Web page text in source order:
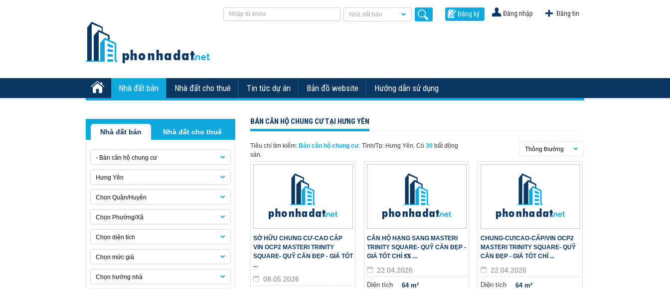
Đăng tin
Đăng nhập
Đăng ký
Nhà đất bán
Nhà đất bán Nhà đất cho thuê Tin tức dự án Bản đồ website Hướng dẫn sử dụng
Nhà đất bán Nhà đất cho thuê
- Bán căn hộ chung cư
Hưng Yên
Chọn Quận/Huyện
Chọn Phường/Xã
Chọn diện tích
Chọn mức giá
Chọn hướng nhà
BÁN CĂN HỘ CHUNG CƯ TẠI HƯNG YÊN
Tiêu chí tìm kiếm: Bán căn hộ chung cư. Tỉnh/Tp: Hưng Yên. Có 30 bất động
sản.
Thông thường
SỞ HỮU CHUNG CƯ-CAO CẤP
VIN OCP2 MASTERI TRINITY
SQUARE- QUỸ CĂN ĐẸP - GIÁ TỐT
...
08.05.2026
CĂN HỘ HẠNG SANG MASTERI
TRINITY SQUARE- QUỸ CĂN ĐẸP -
GIÁ TỐT CHỈ 𝟓𝐗 ...
22.04.2026
Diện tích
64 m²
CHUNG-CƯ/CAO-CẤP/VIN OCP2
MASTERI TRINITY SQUARE- QUỸ
CĂN ĐẸP - GIÁ TỐT CHỈ ...
22.04.2026
Diện tích
64 m²